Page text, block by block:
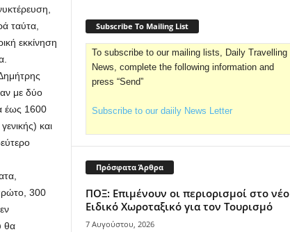
ταύτα,
εκκίνηση
με δύο
έως 1600
και
300
θα
Subscribe To Mailing List
To subscribe to our mailing lists, Daily Travelling
News, complete the following information and
press “Send”
Subscribe to our daiily News Letter
Πρόσφατα Άρθρα
ΠΟΞ: Επιμένουν οι περιορισμοί στο νέο
Ειδικό Χωροταξικό για τον Τουρισμό
7 Αυγούστου, 2026